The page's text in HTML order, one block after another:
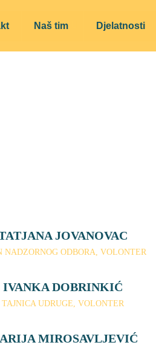
Naš tim Djelatnosti
JOVANOVAC
NADZORNOG ODBORA, VOLONTER
IVANKA DOBRINKIĆ
TAJNICA UDRUGE, VOLONTER
MIROSAVLJEVIĆ